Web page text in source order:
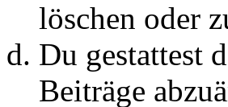
löschen oder
Du gestattest
Beiträge